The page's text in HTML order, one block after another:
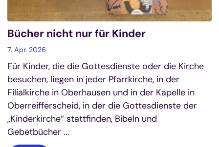
Bücher nicht nur für Kinder
7. Apr. 2026
Für Kinder, die die Gottesdienste oder die Kirche
besuchen, liegen in jeder Pfarrkirche, in der
Filialkirche in Oberhausen und in der Kapelle in
Oberreifferscheid, in der die Gottesdienste der
„Kinderkirche“ stattfinden, Bibeln und
Gebetbücher ...